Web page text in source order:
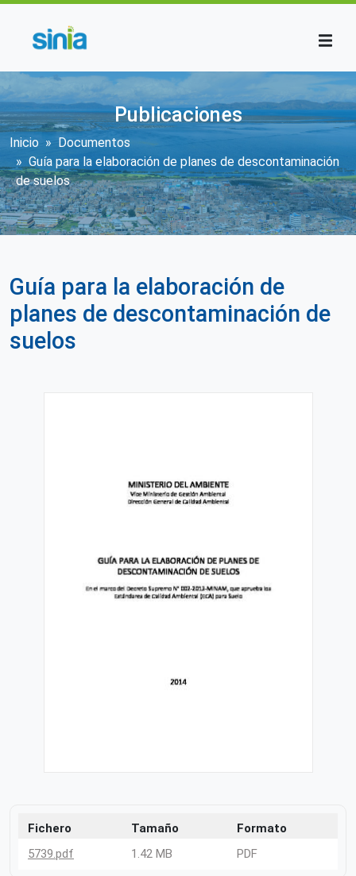
Publicaciones
Sobrescribir enlaces de ayuda a la
Inicio
Documentos
Guía para la elaboración de planes de descontaminación
de suelos
Guía para la elaboración de
planes de descontaminación de
suelos
Fichero Tamaño
Formato
5739.pdf
1.42 MB PDF